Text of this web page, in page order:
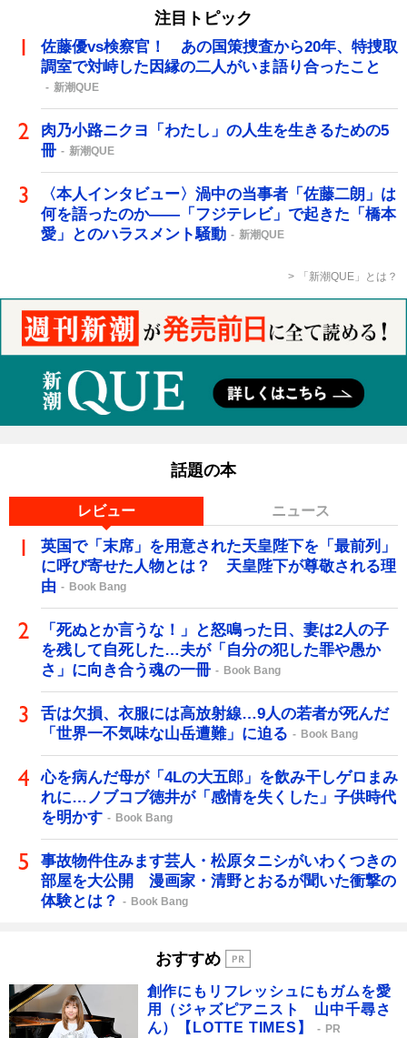
注目トピック
佐藤優vs検察官！ あの国策捜査から20年、特捜取
調室で対峙した因縁の二人がいま語り合ったこと
新潮QUE
肉乃小路ニクヨ「わたし」の人生を生きるための5
冊
新潮QUE
〈本人インタビュー〉渦中の当事者「佐藤二朗」は
何を語ったのか――「フジテレビ」で起きた「橋本
愛」とのハラスメント騒動
新潮QUE
「新潮QUE」とは？
話題の本
レビュー ニュース
英国で「末席」を用意された天皇陛下を「最前列」
に呼び寄せた人物とは？ 天皇陛下が尊敬される理
由
Book Bang
「死ぬとか言うな！」と怒鳴った日、妻は2人の子
を残して自死した…夫が「自分の犯した罪や愚か
さ」に向き合う魂の一冊
Book Bang
舌は欠損、衣服には高放射線…9人の若者が死んだ
「世界一不気味な山岳遭難」に迫る
Book Bang
心を病んだ母が「4Lの大五郎」を飲み干しゲロまみ
れに…ノブコブ徳井が「感情を失くした」子供時代
を明かす
Book Bang
事故物件住みます芸人・松原タニシがいわくつきの
部屋を大公開 漫画家・清野とおるが聞いた衝撃の
体験とは？
Book Bang
おすすめ
創作にもリフレッシュにもガムを愛
用（ジャズピアニスト 山中千尋さ
ん）【LOTTE TIMES】
PR